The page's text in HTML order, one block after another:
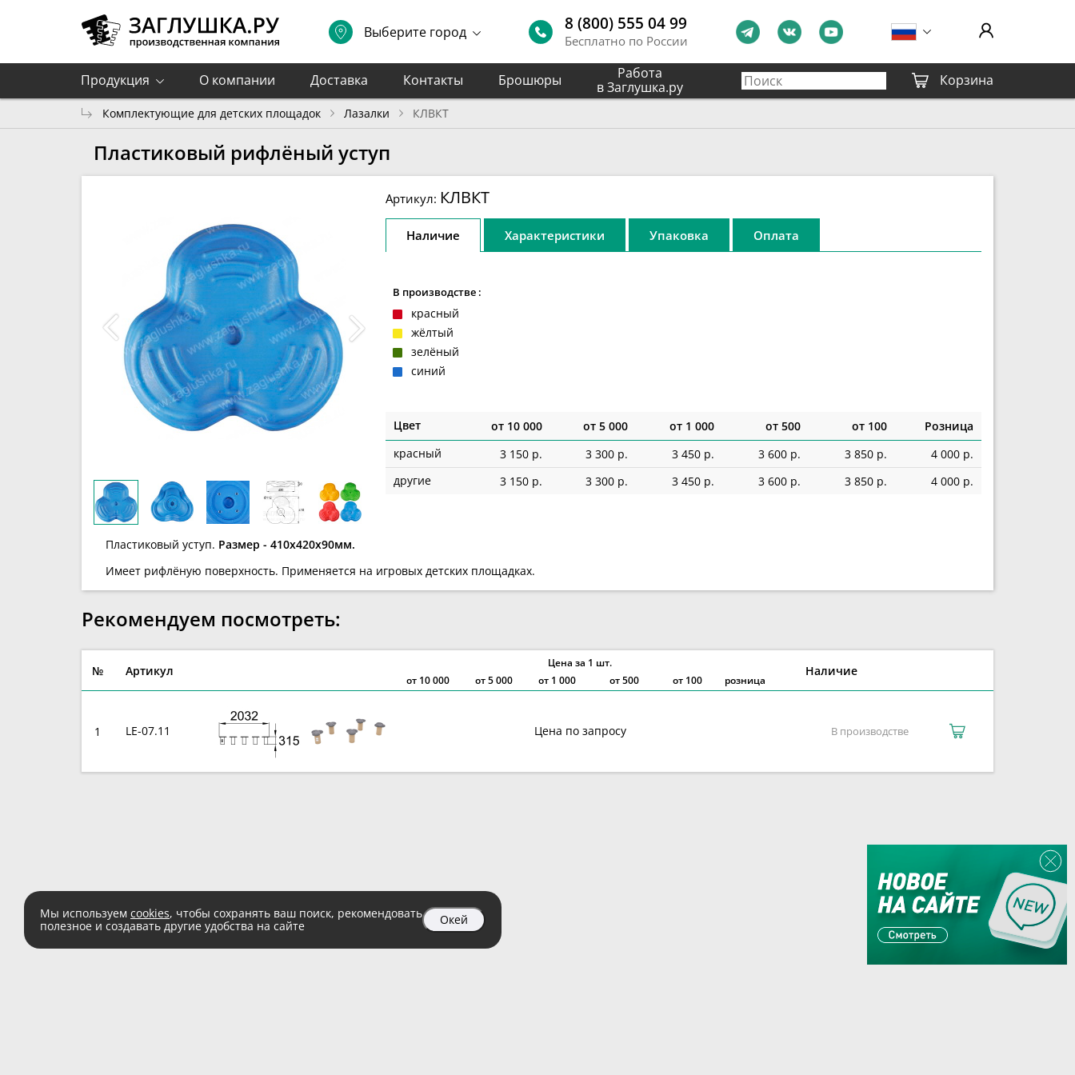
Выберите город 8 (800) 555 04 99
Бесплатно по России
Продукция О компании Доставка Контакты Брошюры
Работа
в Заглушка.ру
Корзина
Комплектующие для детских площадок Лазалки КЛВКТ
Пластиковый рифлёный уступ
Артикул: КЛВКТ
Наличие Характеристики Упаковка Оплата
В производстве :
красный
жёлтый
зелёный
синий
Цвет от 10 000 от 5 000 от 1 000 от 500 от 100
Розница
красный
3 150 р. 3 300 р. 3 450 р. 3 600 р. 3 850 р.
4 000 р.
другие
3 150 р. 3 300 р. 3 450 р. 3 600 р. 3 850 р. 4 000 р.
Пластиковый уступ. Размер - 410х420х90мм.
Имеет рифлёную поверхность. Применяется на игровых детских площадках.
Рекомендуем посмотреть:
№ Артикул
Цена за 1 шт.
Наличие
от 10 000 от5 000 от 1 000 от 500 от 100 розница
1 LE-07.11 Цена по запросу В производстве
Мы используем cookies, чтобы сохранять ваш поиск, рекомендовать
полезное и создавать другие удобства на сайте
Окей